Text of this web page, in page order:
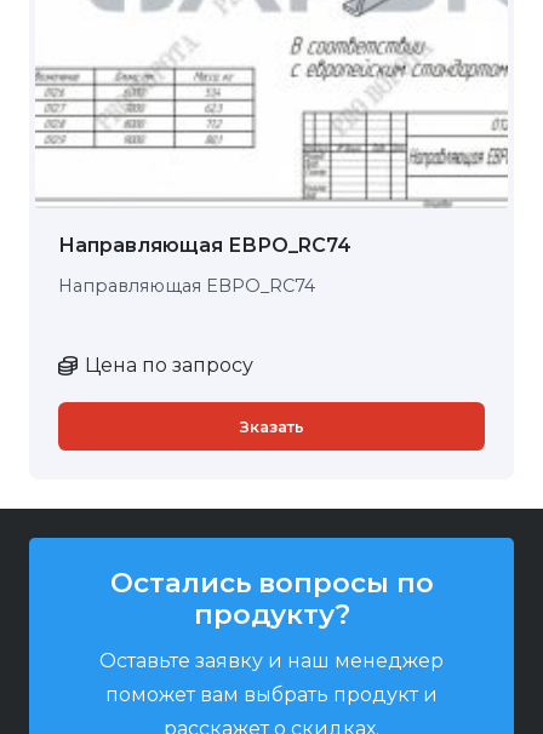
Направляющая ЕВРО_RC74
Направляющая ЕВРО_RC74
Цена по запросу
Зказать
Остались вопросы по
продукту?
Оставьте заявку и наш менеджер
поможет вам выбрать продукт и
расскажет о скидках.